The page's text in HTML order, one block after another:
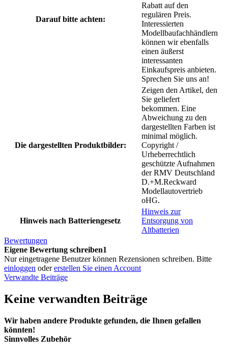
Darauf bitte achten:
Rabatt auf den
regulären Preis.
Interessierten
Modellbaufachhändlern
können wir ebenfalls
einen äußerst
interessanten
Einkaufspreis anbieten.
Sprechen Sie uns an!
Die dargestellten Produktbilder:
Zeigen den Artikel, den
Sie geliefert
bekommen. Eine
Abweichung zu den
dargestellten Farben ist
minimal möglich.
Copyright /
Urheberrechtlich
geschützte Aufnahmen
der RMV Deutschland
D.+M.Reckward
Modellautovertrieb
oHG.
Hinweis nach Batteriengesetz
Hinweis zur
Entsorgung von
Altbatterien
Bewertungen
Eigene Bewertung schreiben1
Nur eingetragene Benutzer können Rezensionen schreiben. Bitte
einloggen odererstellen Sie einen Account
Verwandte Beiträge
Keine verwandten Beiträge
Wir haben andere Produkte gefunden, die Ihnen gefallen
könnten!
Sinnvolles Zubehör